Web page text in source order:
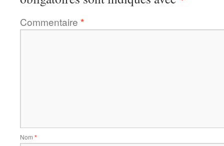
Commentaire *
Nom *